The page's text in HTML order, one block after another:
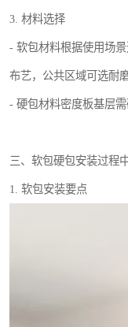
3. 材料选择
- 软包材料根据使用场
布艺，公共区域可选耐
- 硬包材料密度板基层
三、软包硬包安装过程
1. 软包安装要点